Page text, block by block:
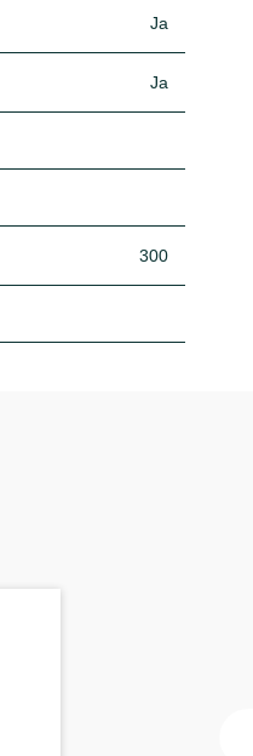
Ja
Ja
300